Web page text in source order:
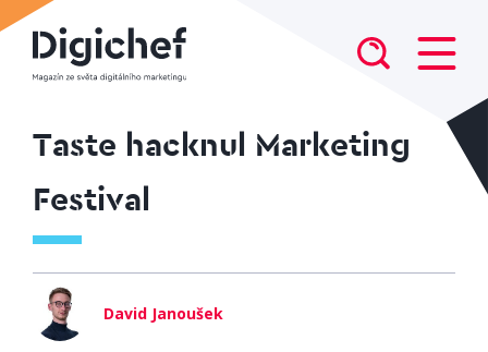
Taste hacknul Marketing
Festival
David Janoušek